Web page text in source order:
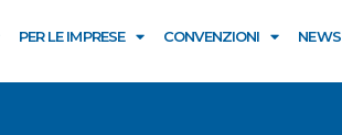
PER LE IMPRESE CONVENZIONI NEWS